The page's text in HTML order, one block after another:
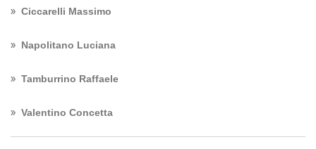
Ciccarelli Massimo
Napolitano Luciana
Tamburrino Raffaele
Valentino Concetta